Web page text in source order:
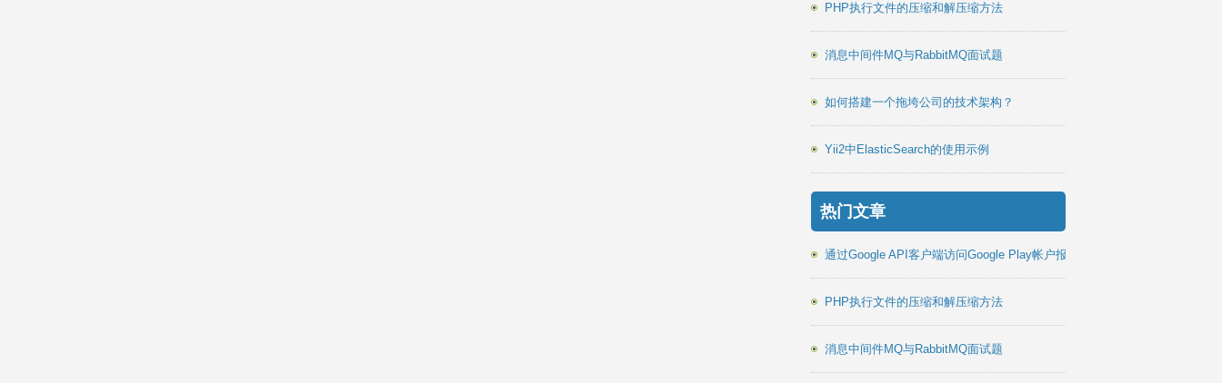
PHP执行文件的压缩和解压缩方法
消息中间件MQ与RabbitMQ面试题
如何搭建一个拖垮公司的技术架构？
Yii2中ElasticSearch的使用示例
热门文章
通过Google API客户端访问Google Play帐户报告PHP库
PHP执行文件的压缩和解压缩方法
消息中间件MQ与RabbitMQ面试题